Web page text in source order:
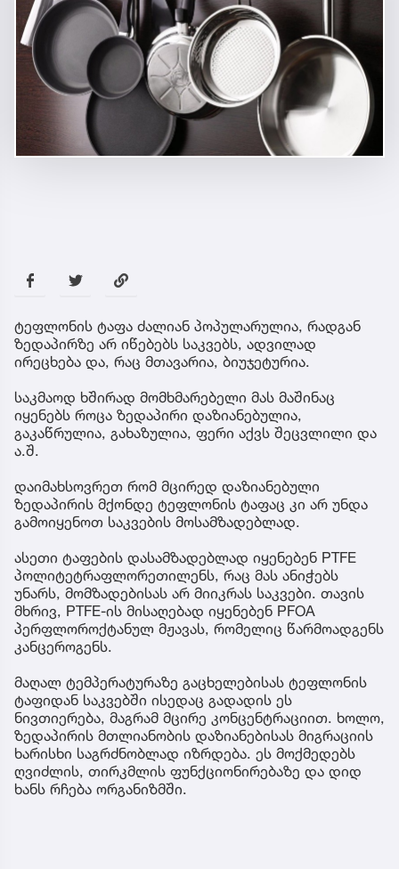
ტეფლონის ტაფა ძალიან პოპულარულია, რადგან
ზედაპირზე არ იწებებს საკვებს, ადვილად
ირეცხება და, რაც მთავარია, ბიუჯეტურია.
საკმაოდ ხშირად მომხმარებელი მას მაშინაც
იყენებს როცა ზედაპირი დაზიანებულია,
გაკაწრულია, გახაზულია, ფერი აქვს შეცვლილი და
ა.შ.
დაიმახსოვრეთ რომ მცირედ დაზიანებული
ზედაპირის მქონდე ტეფლონის ტაფაც კი არ უნდა
გამოიყენოთ საკვების მოსამზადებლად.
ასეთი ტაფების დასამზადებლად იყენებენ PTFE
პოლიტეტრაფლორეთილენს, რაც მას ანიჭებს
უნარს, მომზადებისას არ მიიკრას საკვები. თავის
მხრივ, PTFE-ის მისაღებად იყენებენ PFOA
პერფლოროქტანულ მჟავას, რომელიც წარმოადგენს
კანცეროგენს.
მაღალ ტემპერატურაზე გაცხელებისას ტეფლონის
ტაფიდან საკვებში ისედაც გადადის ეს
ნივთიერება, მაგრამ მცირე კონცენტრაციით. ხოლო,
ზედაპირის მთლიანობის დაზიანებისას მიგრაციის
ხარისხი საგრძნობლად იზრდება. ეს მოქმედებს
ღვიძლის, თირკმლის ფუნქციონირებაზე და დიდ
ხანს რჩება ორგანიზმში.